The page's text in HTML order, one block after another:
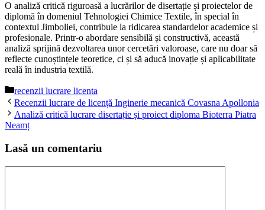
O analiză critică riguroasă a lucrărilor de disertație și proiectelor de
diplomă în domeniul Tehnologiei Chimice Textile, în special în
contextul Jimboliei, contribuie la ridicarea standardelor academice și
profesionale. Printr-o abordare sensibilă și constructivă, această
analiză sprijină dezvoltarea unor cercetări valoroase, care nu doar să
reflecte cunoștințele teoretice, ci și să aducă inovație și aplicabilitate
reală în industria textilă.
Categorii
recenzii lucrare licenta
Recenzii lucrare de licență Inginerie mecanică Covasna Apollonia
Analiză critică lucrare disertație și proiect diploma Bioterra Piatra
Neamț
Lasă un comentariu